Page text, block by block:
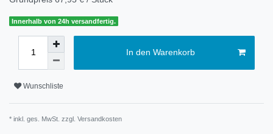
Innerhalb von 24h versandfertig.
In den Warenkorb
Wunschliste
* inkl. ges. MwSt. zzgl. Versandkosten